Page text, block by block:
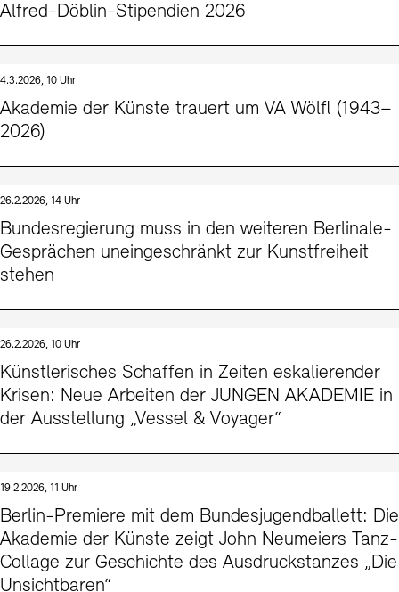
Alfred-Döblin-Stipendien 2026
4.3.2026, 10 Uhr
Akademie der Künste trauert um VA Wölfl (1943–
2026)
26.2.2026, 14 Uhr
Bundesregierung muss in den weiteren Berlinale-
Gesprächen uneingeschränkt zur Kunstfreiheit
stehen
26.2.2026, 10 Uhr
Künstlerisches Schaffen in Zeiten eskalierender
Krisen: Neue Arbeiten der JUNGEN AKADEMIE in
der Ausstellung „Vessel & Voyager“
19.2.2026, 11 Uhr
Berlin-Premiere mit dem Bundesjugendballett: Die
Akademie der Künste zeigt John Neumeiers Tanz-
Collage zur Geschichte des Ausdruckstanzes „Die
Unsichtbaren“